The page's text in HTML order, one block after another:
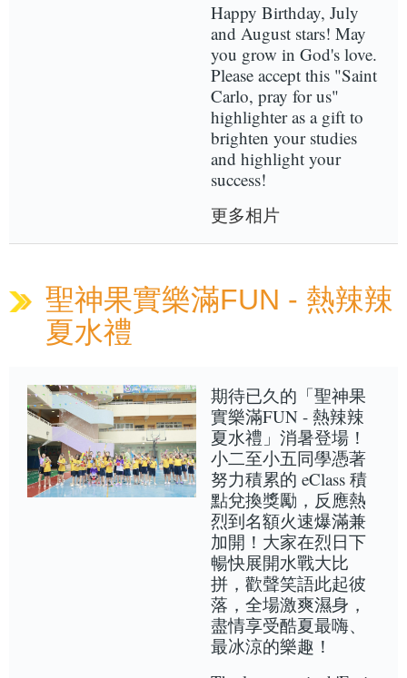
Happy Birthday, July
and August stars! May
you grow in God's love.
Please accept this "Saint
Carlo, pray for us"
highlighter as a gift to
brighten your studies
and highlight your
success!
更多相片
聖神果實樂滿FUN - 熱辣辣
夏水禮
期待已久的「聖神果
實樂滿FUN - 熱辣辣
夏水禮」消暑登場！
小二至小五同學憑著
努力積累的 eClass 積
點兌換獎勵，反應熱
烈到名額火速爆滿兼
加開！大家在烈日下
暢快展開水戰大比
拼，歡聲笑語此起彼
落，全場激爽濕身，
盡情享受酷夏最嗨、
最冰涼的樂趣！